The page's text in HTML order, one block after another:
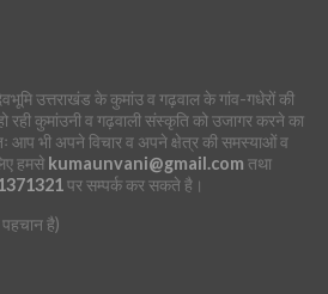
उत्तराखंड के कुमांउ व गढ़वाल के गांव-गधेरों की
रही कुमांउनी व गढ़वाली संस्कृति को उजागर करने का
आप भी अपने विचार व अपने क्षेत्र की समस्याओं व
हमसे kumaunvani@gmail.com तथा
पर सम्पर्क कर सकते है।
पहचान है)